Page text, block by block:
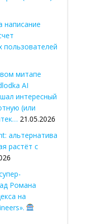
написание
пользователей
митапе
AI
интересный
(или
21.05.2026
альтернатива
растёт с
Романа
на